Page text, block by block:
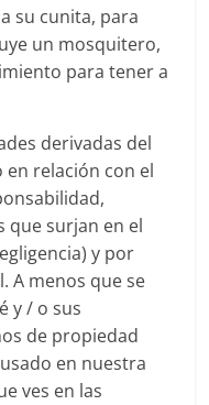
su cunita, para
un mosquitero,
para tener a
derivadas del
relación con el
que surjan en el
y por
A menos que se
y / o sus
de propiedad
en nuestra
ves en las